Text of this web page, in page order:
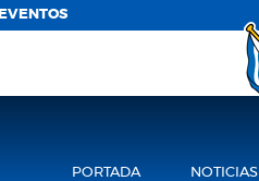
EVENTOS
PORTADA NOTICIAS